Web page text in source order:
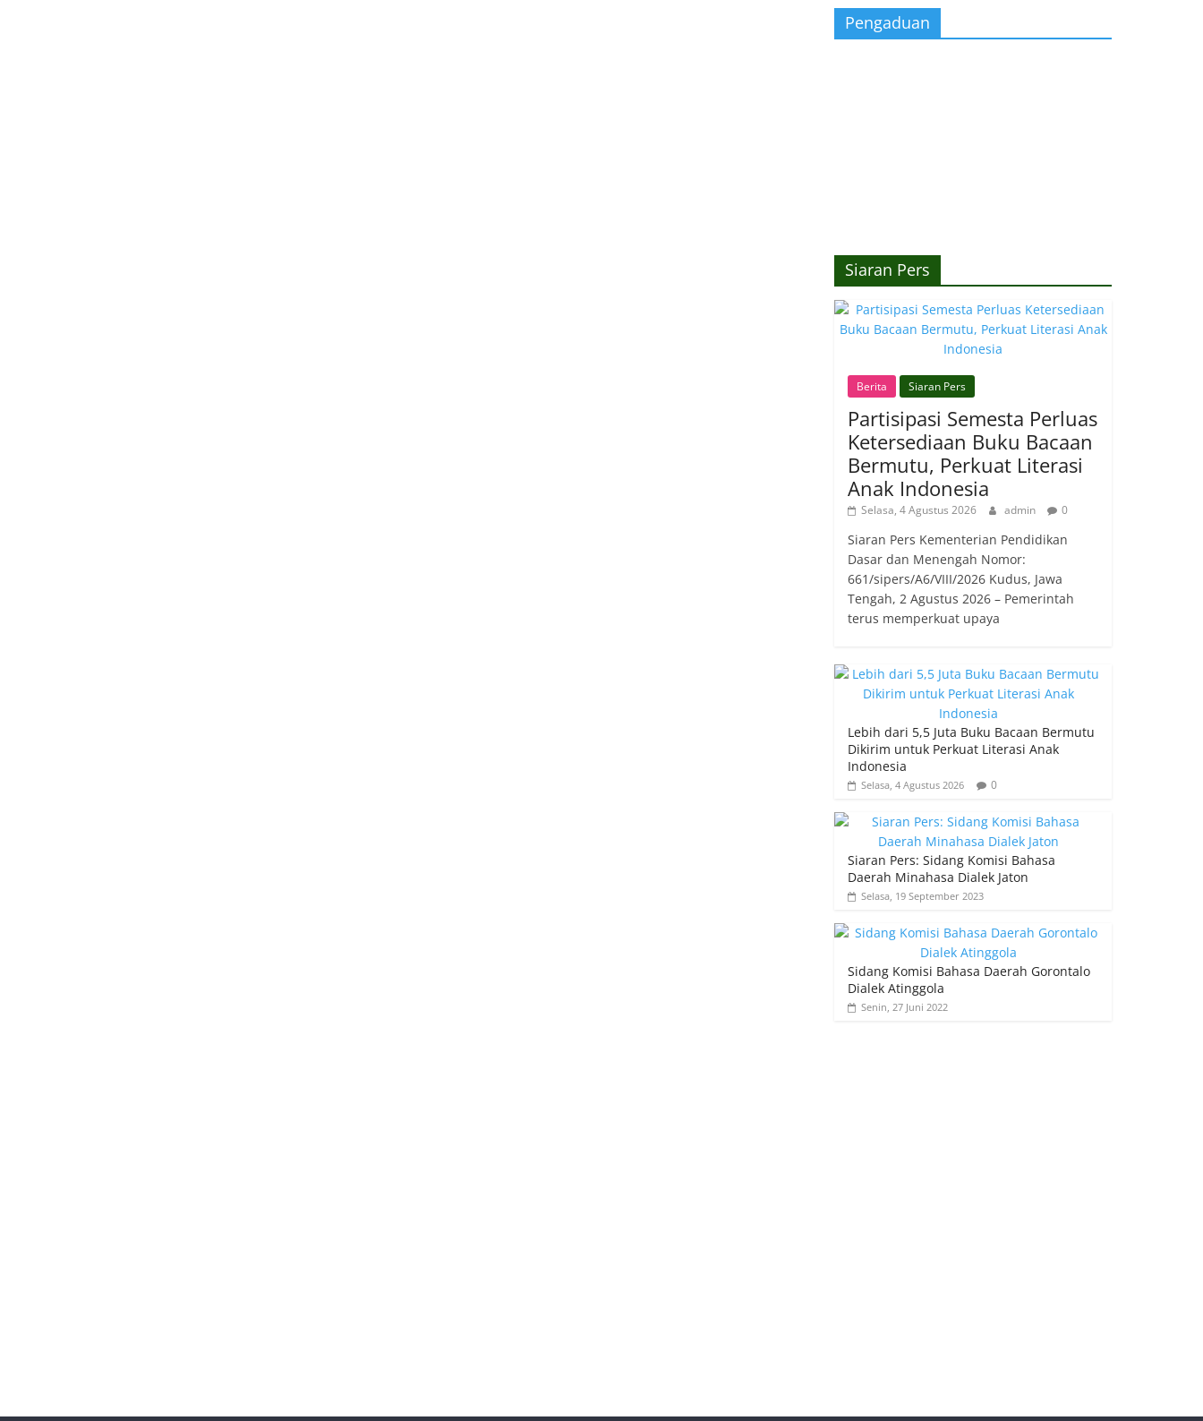
Pengaduan
Siaran Pers
Berita Siaran Pers
Partisipasi Semesta Perluas
Ketersediaan Buku Bacaan
Bermutu, Perkuat Literasi
Anak Indonesia
Selasa, 4 Agustus 2026 admin 0
Siaran Pers Kementerian Pendidikan
Dasar dan Menengah Nomor:
661/sipers/A6/VIII/2026 Kudus, Jawa
Tengah, 2 Agustus 2026 – Pemerintah
terus memperkuat upaya
Lebih dari 5,5 Juta Buku Bacaan Bermutu
Dikirim untuk Perkuat Literasi Anak
Indonesia
Selasa, 4 Agustus 2026 0
Siaran Pers: Sidang Komisi Bahasa
Daerah Minahasa Dialek Jaton
Selasa, 19 September 2023
Sidang Komisi Bahasa Daerah Gorontalo
Dialek Atinggola
Senin, 27 Juni 2022